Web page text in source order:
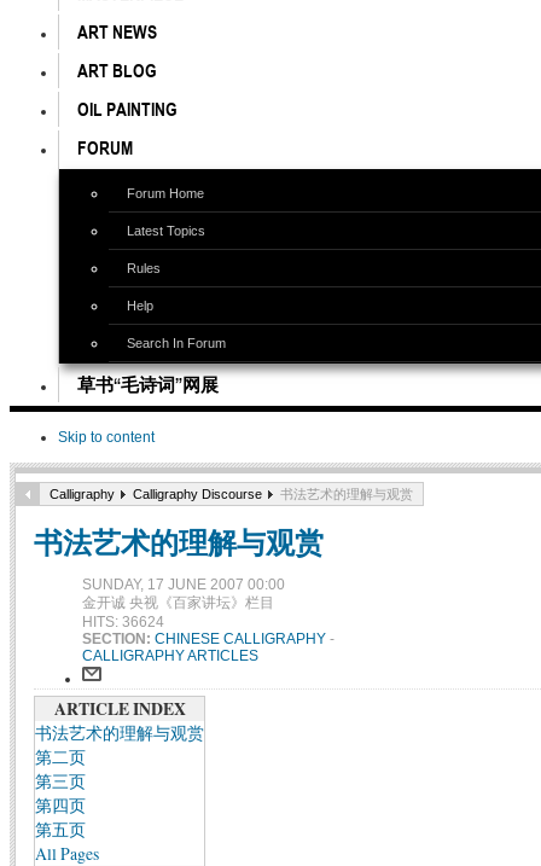
ART NEWS
ART BLOG
OIL PAINTING
FORUM
Forum Home
Latest Topics
Rules
Help
Search In Forum
草书“毛诗词”网展
Skip to content
Calligraphy Calligraphy Discourse 书法艺术的理解与观赏
书法艺术的理解与观赏
SUNDAY, 17 JUNE 2007 00:00
金开诚 央视《百家讲坛》栏目
HITS: 36624
SECTION: CHINESE CALLIGRAPHY -
CALLIGRAPHY ARTICLES
ARTICLE INDEX
书法艺术的理解与观赏
第二页
第三页
第四页
第五页
All Pages